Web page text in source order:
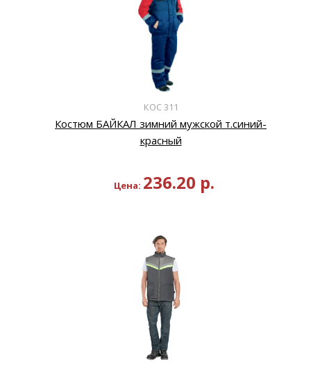
КОС 311
Костюм БАЙКАЛ зимний мужской т.синий-
красный
Цена: 236.20 р.